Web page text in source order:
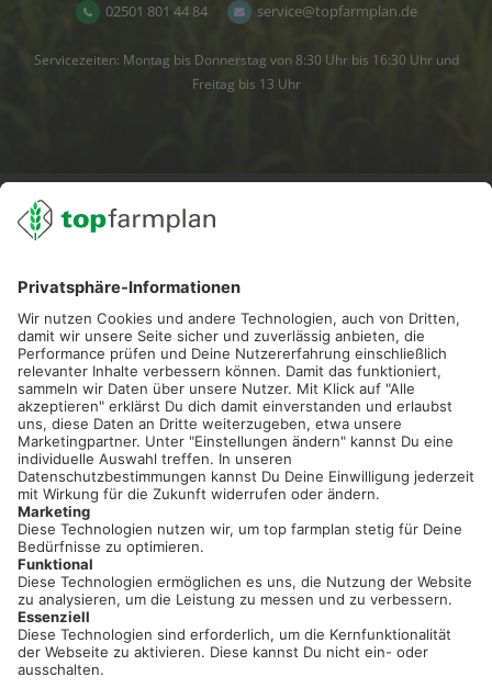
02501 801 44 84 service@topfarmplan.de
Servicezeiten: Montag bis Donnerstag von 8:30 Uhr bis 16:30 Uhr und
Freitag bis 13 Uhr
02501 801 44 84
service@topfarmplan.de
Sei immer auf dem Laufenden!
Neue Features, spannende Tipps und hilfreiche Anleitungen!
Registriere dich kostenlos!